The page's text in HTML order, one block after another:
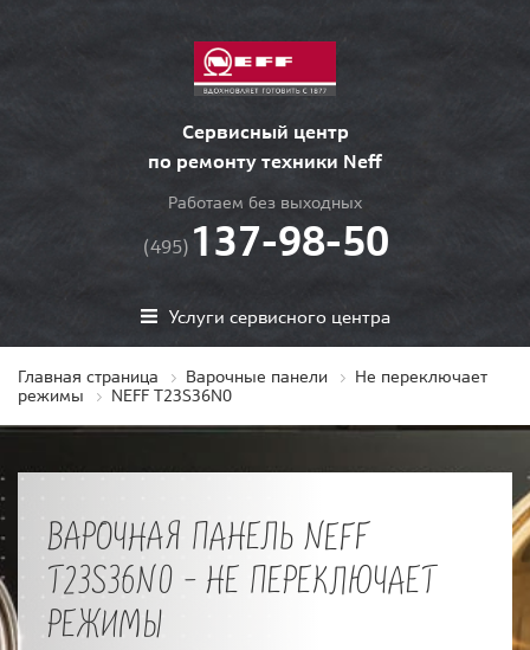
Сервисный центр
по ремонту техники Neff
Работаем без выходных
(495) 137-98-50
Услуги сервисного центра
Главная страница Варочные панели
Не переключает
режимы
NEFF T23S36N0
ВАРОЧНАЯ ПАНЕЛЬ NEFF
T23S36N0 - НЕ ПЕРЕКЛЮЧАЕТ
РЕЖИМЫ